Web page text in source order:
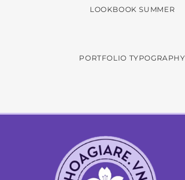
LOOKBOOK SUMMER
PORTFOLIO TYPOGRAPHY